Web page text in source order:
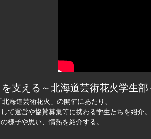
支える～北海道芸術花火学生部
海道芸術花火」の開催にあたり、
て運営や協賛募集等に携わる学生たちを紹介。
様子や思い、情熱を紹介する。